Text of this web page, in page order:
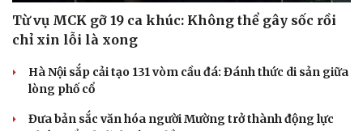
Vì cộng đồng
Chuyển đổi số
Từ vụ MCK gỡ 19 ca khúc: Không thể gây sốc rồi
chỉ xin lỗi là xong
Hà Nội sắp cải tạo 131 vòm cầu đá: Đánh thức di sản giữa
lòng phố cổ
Đưa bản sắc văn hóa người Mường trở thành động lực